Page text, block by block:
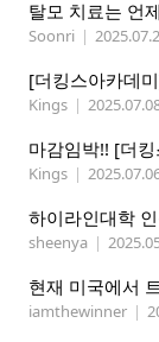
탈모 치료는 언
Soonri |
[더킹스아카데
Kings |
Kings |
sheenya |
iamthewinner |